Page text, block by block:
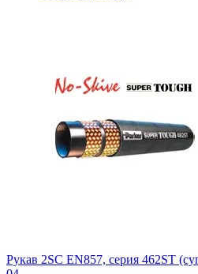
Рукав 2SC EN857, серия 462ST